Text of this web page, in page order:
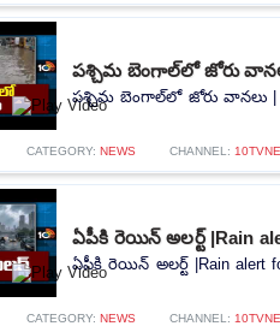
పశ్చిమ బెంగాల్‌లో జోరు వానలు
పశ్చిమ బెంగాల్‌లో జోరు వానలు |
CATEGORY: NEWS CHANNEL:
ఏపీకి రెయిన్ అలర్ట్ |Rain
ఏపీకి రెయిన్ అలర్ట్ |Rain alert
CATEGORY: NEWS CHANNEL: